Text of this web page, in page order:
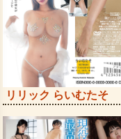
リリック らいむたそ